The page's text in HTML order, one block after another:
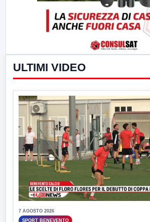
ULTIMI VIDEO
7 AGOSTO 2026
SPORT BENEVENTO